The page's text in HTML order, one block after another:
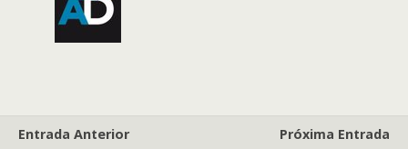
Entrada Anterior
Próxima Entrada